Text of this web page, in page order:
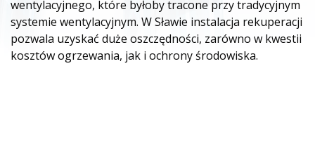
wentylacyjnego, które byłoby tracone przy tradycyjnym
systemie wentylacyjnym. W Sławie instalacja rekuperacji
pozwala uzyskać duże oszczędności, zarówno w kwestii
kosztów ogrzewania, jak i ochrony środowiska.